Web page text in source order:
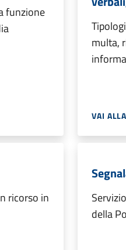
funzione
multa,
VAI
ricorso in
della